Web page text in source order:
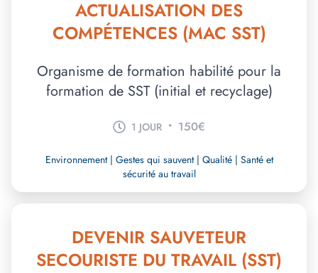
ACTUALISATION DES
COMPÉTENCES (MAC SST)
Organisme de formation habilité pour la
formation de SST (initial et recyclage)
1 JOUR • 150€
Environnement | Gestes qui sauvent | Qualité | Santé et
sécurité au travail
DEVENIR SAUVETEUR
SECOURISTE DU TRAVAIL (SST)